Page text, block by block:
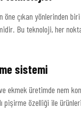
öne çıkan yönlerinden
Bu teknoloji, her
sistemi
ekmek üretimde nem
pişirme özelliği ile